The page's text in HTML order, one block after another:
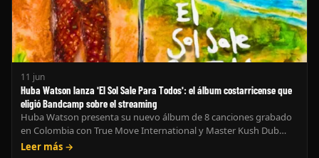
11 jun
Huba Watson lanza 'El Sol Sale Para Todos': el álbum costarricense que
eligió Bandcamp sobre el streaming
Huba Watson presenta su nuevo álbum de 8 canciones grabado
en Colombia con True Move International y Master Kush Dub
System. Roots, steppas y dancehall consciente — solo en
Leer más →